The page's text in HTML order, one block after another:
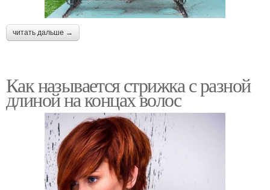
читать дальше →
Как называется стрижка с разной
длиной на концах волос